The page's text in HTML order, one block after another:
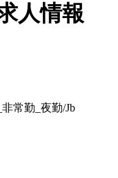
人情報
常勤_夜勤/Jb